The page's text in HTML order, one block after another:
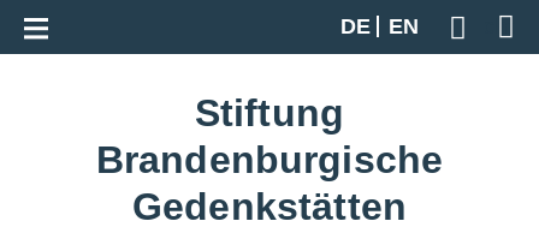
DE
EN
Geben
Zur Gesamtübersicht
Stiftung
Brandenburgische
Gedenkstätten